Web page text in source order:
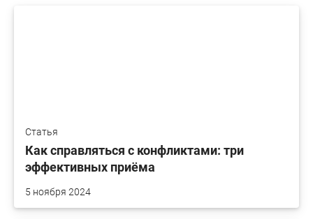
Статья
Как справляться с конфликтами: три
эффективных приёма
5 ноября 2024